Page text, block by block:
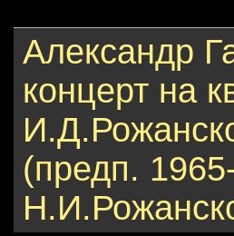
Александр
концерт на
(предп.